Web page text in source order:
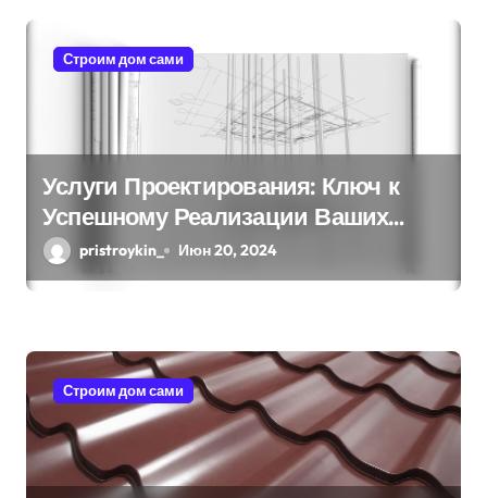
м
Строим дом сами
Услуги Проектирования: Ключ к
Успешному Реализации Ваших
Идейpristroykin_ Июн 20, 2024
Строим дом сами